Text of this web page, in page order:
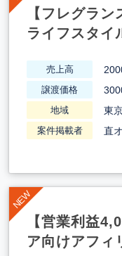
【フレグラン
ライフスタイ
売上高
譲渡価格
地域 東
案件掲載者 直
【営業利益
ア向けアフィ